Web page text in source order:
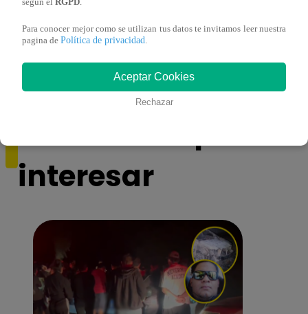
más unidas que nunca?
interesar
según el RGPD.
Para conocer mejor como se utilizan tus datos te invitamos leer nuestra
pagina de Política de privacidad.
Aceptar Cookies
Rechazar